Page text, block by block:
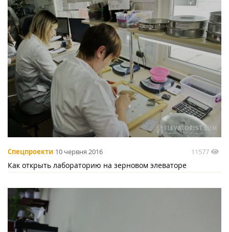
Спецпроекти 10 червня 2016 11577
Как открыть лабораторию на зерновом элеваторе